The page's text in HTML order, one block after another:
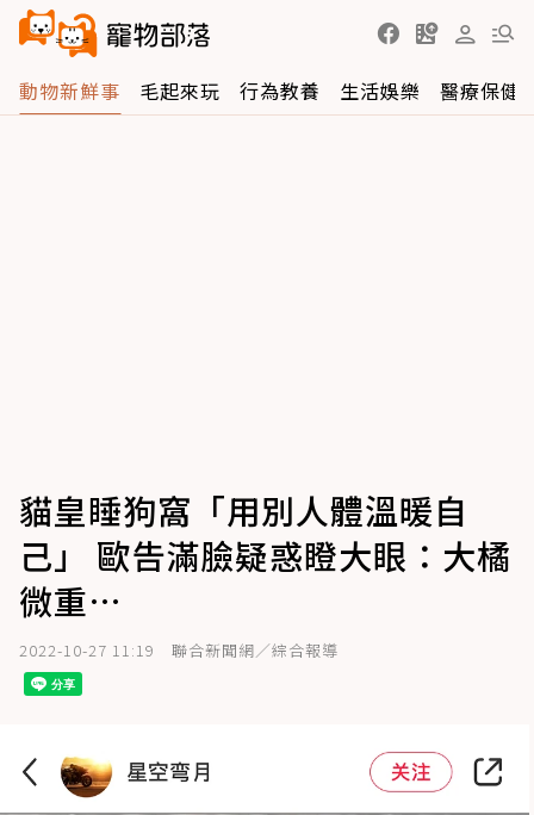
動物新鮮事 毛起來玩 行為教養 生活娛樂 醫療保健
貓皇睡狗窩「用別人體溫暖自
己」 歐告滿臉疑惑瞪大眼：大橘
微重…
2022-10-27 11:19 聯合新聞網／綜合報導